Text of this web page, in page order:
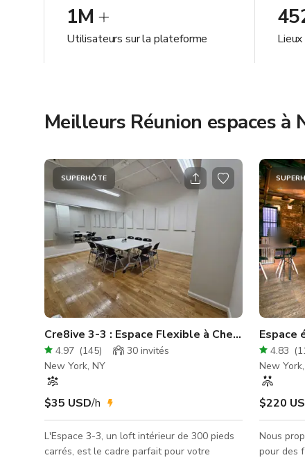
1M
Utilisateurs sur la plateforme
Meilleurs Réunion espaces à
SUPERHÔTE
Cre8ive 3-3 : Espace Flexible à Chelsea
4.97 (145) 30 invités
New York, NY
$35 USD/h
L'Espace 3-3, un loft intérieur de 300 pieds
carrés, est le cadre parfait pour votre
Espace
4.83 (
New
$220
Nous
pour des